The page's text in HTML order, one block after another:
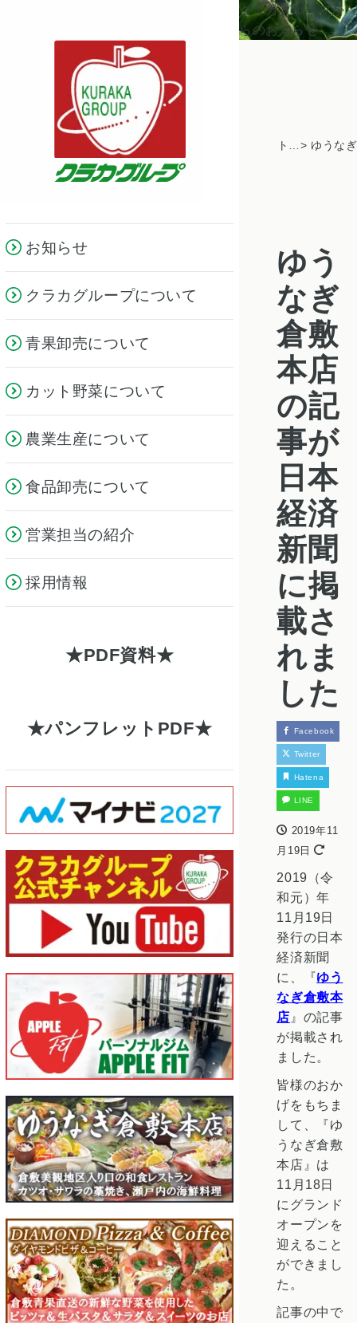
お知らせ
クラカグループについて
青果卸売について
カット野菜について
農業生産について
食品卸売について
営業担当の紹介
採用情報
PDF資料
パンフレットPDF
クラカグループか
らのお知らせ
トピックス一覧
ゆう
なぎ
倉敷
本店
の記
事が
日本
経済
新聞
に掲
載さ
れま
した
Facebook
Twitter
Hatena
LINE
2019年11
月19日
2019（令
和元）年
11月19日
発行の日本
経済新聞
に、『ゆう
なぎ倉敷本
店 』の記事
が掲載され
ました。
皆様のおか
げをもちま
して、『ゆ
うなぎ倉敷
本店』は
11月18日
にグランド
オープンを
迎えること
ができまし
た。
記事の中で